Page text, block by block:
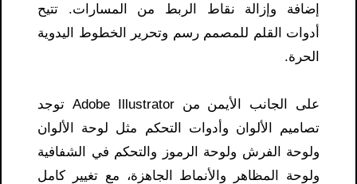
إضافة وإزالة نقاط الربط من المسارات. تتيح
أدوات القلم للمصمم رسم وتحرير الخطوط اليدوية
الحرة.
على الجانب الأيمن من Adobe Illustrator توجد
تصاميم الألوان وأدوات التحكم مثل لوحة الألوان
ولوحة الفرش ولوحة الرموز والتحكم في الشفافية
ولوحة المظاهر والأنماط الجاهزة، مع تغيير كامل